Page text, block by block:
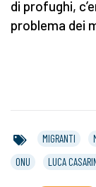
di profughi,
problema dei
MIGRANTI
ONU
LUCA